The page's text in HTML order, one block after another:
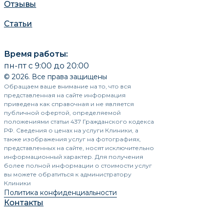
Отзывы
Статьи
Время работы:
пн-пт с 9:00 до 20:00
© 2026. Все права защищены
Обращаем ваше внимание на то, что вся
представленная на сайте информация
приведена как справочная и не является
публичной офертой, определяемой
положениями статьи 437 Гражданского кодекса
РФ. Сведения о ценах на услуги Клиники, а
также изображения услуг на фотографиях,
представленных на сайте, носят исключительно
информационный характер. Для получения
более полной информации о стоимости услуг
вы можете обратиться к администратору
Клиники
Политика конфиденциальности
Контакты